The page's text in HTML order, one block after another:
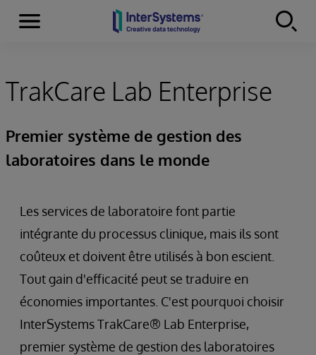
Skip to content
Menu
TrakCare Lab Enterprise
Premier système de gestion des
laboratoires dans le monde
Les services de laboratoire font partie
intégrante du processus clinique, mais ils sont
coûteux et doivent être utilisés à bon escient.
Tout gain d'efficacité peut se traduire en
économies importantes. C'est pourquoi choisir
InterSystems TrakCare® Lab Enterprise,
premier système de gestion des laboratoires